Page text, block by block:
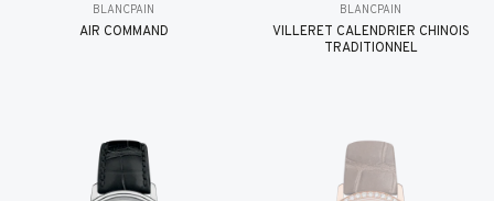
BLANCPAIN
AIR COMMAND
BLANCPAIN
VILLERET CALENDRIER CHINOIS
TRADITIONNEL